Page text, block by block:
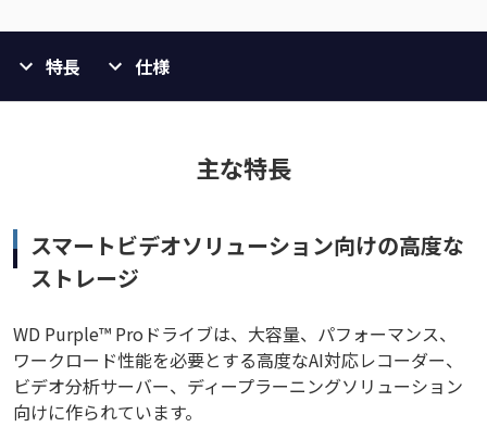
特長 仕様
主な特長
スマートビデオソリューション向けの高度な
ストレージ
WD Purple™ Proドライブは、大容量、パフォーマンス、
ワークロード性能を必要とする高度なAI対応レコーダー、
ビデオ分析サーバー、ディープラーニングソリューション
向けに作られています。